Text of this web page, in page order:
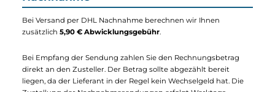
Bei Versand per DHL Nachnahme berechnen wir Ihnen
zusätzlich5,90 € Abwicklungsgebühr.